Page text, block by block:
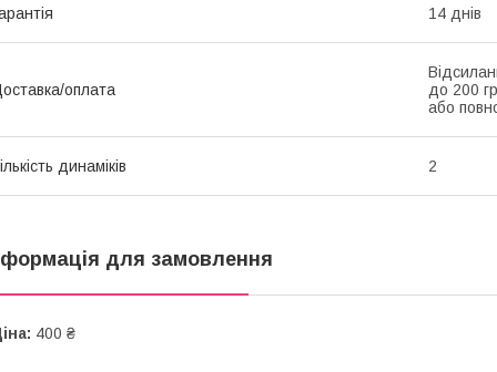
14 днів
оплата
до 200
або
динаміків 2
для замовлення
400 ₴